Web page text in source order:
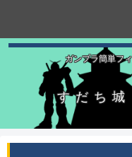
ガンプラ簡単フ
すだち